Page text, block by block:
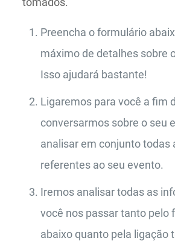
Preencha o formulário
máximo de detalhes sobre
Isso ajudará bastante!
Ligaremos para você a fim
conversarmos sobre o seu
analisar em conjunto todas
referentes ao seu evento.
Iremos analisar todas as
você nos passar tanto pelo
abaixo quanto pela ligação